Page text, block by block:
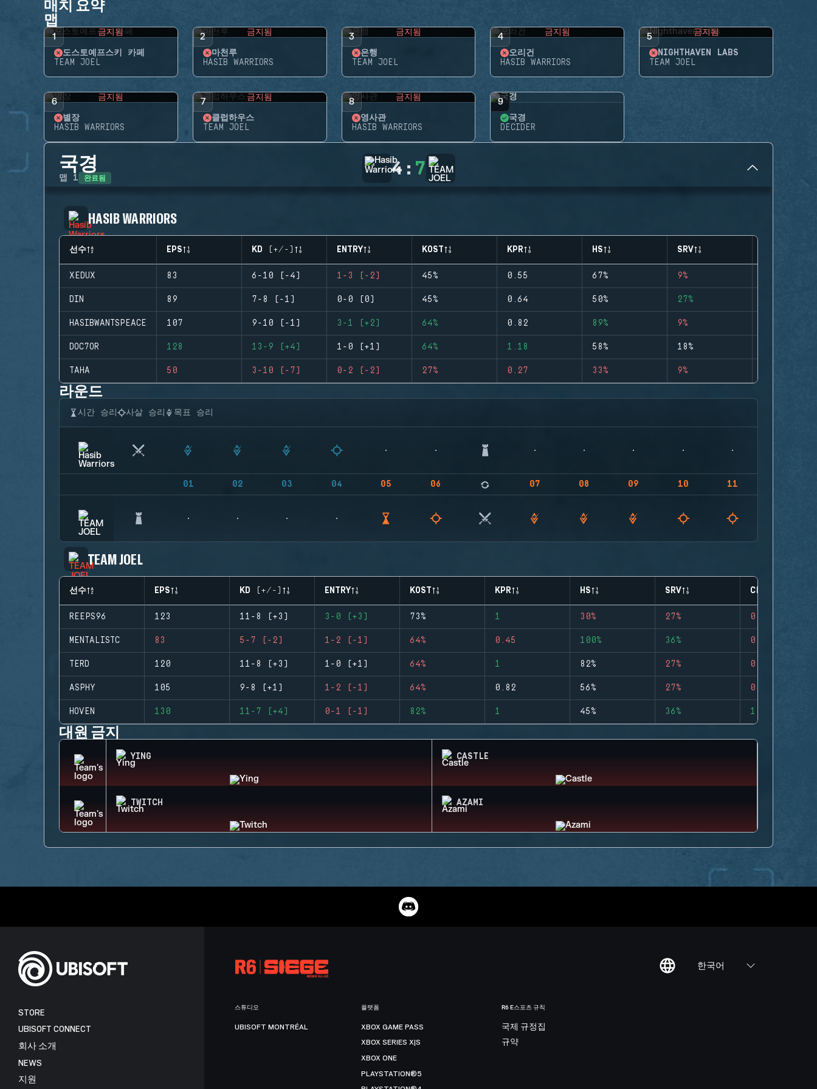
매치 요약
맵
1 금지됨
도스토예프스키 카페
TEAM JOEL
2 금지됨
마천루
HASIB WARRIORS
3 금지됨
은행
TEAM JOEL
4 금지됨
오리건
HASIB WARRIORS
5 금지됨
NIGHTHAVEN LABS
TEAM JOEL
6 금지됨
별장
HASIB WARRIORS
7 금지됨
클럽하우스
TEAM JOEL
8 금지됨
영사관
HASIB WARRIORS
9
국경
DECIDER
국경
맵 1 완료됨 4 : 7
HASIB WARRIORS
선수 EPS KD (+/-) ENTRY KOST KPR HS SRV
XEDUX 83 6-10 (-4) 1-3 (-2) 45% 0.55 67% 9%
DIN 89 7-8 (-1) 0-0 (0) 45% 0.64 50% 27%
HASIBWANTSPEACE 107 9-10 (-1) 3-1 (+2) 64% 0.82 89% 9%
DOC7OR 128 13-9 (+4) 1-0 (+1) 64% 1.18 58% 18%
TAHA 50 3-10 (-7) 0-2 (-2) 27% 0.27 33% 9%
라운드
시간 승리 사살 승리 목표 승리
01 02 03 04 05 06 07 08 09 10 11
TEAM JOEL
선수 EPS KD (+/-) ENTRY KOST KPR HS SRV CLUTCHES
REEPS96 123 11-8 (+3) 3-0 (+3) 73% 1 30% 27% 0
MENTALISTC 83 5-7 (-2) 1-2 (-1) 64% 0.45 100% 36% 0
TERD 120 11-8 (+3) 1-0 (+1) 64% 1 82% 27% 0
ASPHY 105 9-8 (+1) 1-2 (-1) 64% 0.82 56% 27% 0
HOVEN 130 11-7 (+4) 0-1 (-1) 82% 1 45% 36% 1
대원 금지
YING CASTLE
TWITCH AZAMI
한국어
STORE
UBISOFT CONNECT
회사 소개
NEWS
지원
스튜디오
UBISOFT MONTRÉAL
플랫폼
XBOX GAME PASS
XBOX SERIES X|S
XBOX ONE
PLAYSTATION®5
R6 E스포츠 규칙
국제 규정집
규약